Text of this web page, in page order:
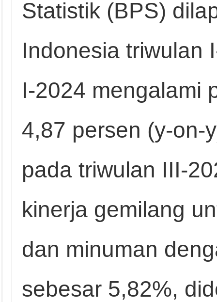
Statistik (BPS)
Indonesia triwulan
I-2024 mengalami
4,87 persen (y-on-
pada triwulan III-
kinerja gemilang
dan minuman
sebesar 5,82%,